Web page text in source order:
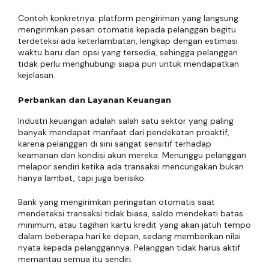
Contoh konkretnya: platform pengiriman yang langsung
mengirimkan pesan otomatis kepada pelanggan begitu
terdeteksi ada keterlambatan, lengkap dengan estimasi
waktu baru dan opsi yang tersedia, sehingga pelanggan
tidak perlu menghubungi siapa pun untuk mendapatkan
kejelasan.
Perbankan dan Layanan Keuangan
Industri keuangan adalah salah satu sektor yang paling
banyak mendapat manfaat dari pendekatan proaktif,
karena pelanggan di sini sangat sensitif terhadap
keamanan dan kondisi akun mereka. Menunggu pelanggan
melapor sendiri ketika ada transaksi mencurigakan bukan
hanya lambat, tapi juga berisiko.
Bank yang mengirimkan peringatan otomatis saat
mendeteksi transaksi tidak biasa, saldo mendekati batas
minimum, atau tagihan kartu kredit yang akan jatuh tempo
dalam beberapa hari ke depan, sedang memberikan nilai
nyata kepada pelanggannya. Pelanggan tidak harus aktif
memantau semua itu sendiri.